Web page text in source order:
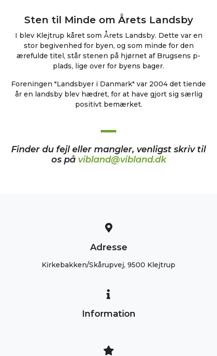
Sten til Minde om Årets Landsby
I blev Klejtrup kåret som Årets Landsby. Dette var en
stor begivenhed for byen, og som minde for den
ærefulde titel, står stenen på hjørnet af Brugsens p-
plads, lige over for byens bager.
Foreningen "Landsbyer i Danmark" var 2004 det tiende
år en landsby blev hædret, for at have gjort sig særlig
positivt bemærket.
Finder du fejl eller mangler, venligst skriv til
os på vibland@vibland.dk
Adresse
Kirkebakken/Skårupvej, 9500 Klejtrup
Information